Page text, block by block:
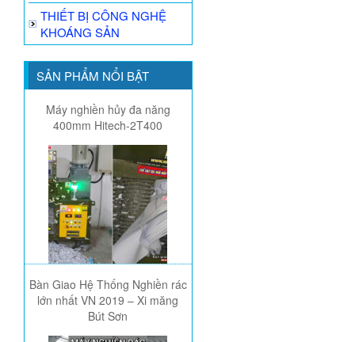
THIẾT BỊ CÔNG NGHỆ
KHOÁNG SẢN
SẢN PHẨM NỔI BẬT
Máy nghiền hủy đa năng
400mm Hitech-2T400
Bàn Giao Hệ Thống Nghiền rác
lớn nhất VN 2019 – Xi măng
Bút Sơn